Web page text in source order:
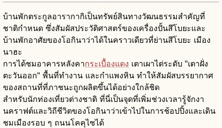
บ้านพักตระกูลอารากากิเป็นทรัพย์สินทางวัฒนธรรมสำคัญที่
ชาติกำหนด ซึ่งสัมผัสประวัติศาสตร์ของเครื่องปั้นสึโบยะและ
บ้านพักอาศัยของโอกินาว่าได้ในคราวเดียวที่ย่านสึโบยะ เมือง
นาฮะ
การได้ชมอาคารหลังคากระเบื้องแดง เตาเผาไต่ระดับ "เตาฝั่ง
ตะวันออก" พื้นที่ทำงาน และกำแพงหิน ทำให้สัมผัสบรรยากาศ
ของสถานที่ที่ภาชนะถูกผลิตขึ้นได้อย่างใกล้ชิด
สำหรับนักท่องเที่ยวต่างชาติ ที่นี่เป็นจุดที่เพิ่มช่วงเวลารู้จักงา
นคราฟต์และวิถีชีวิตของโอกินาว่าเข้าไปในการช้อปปิ้งและเดิน
ชมเมืองรอบ ๆ ถนนโคคุไซได้